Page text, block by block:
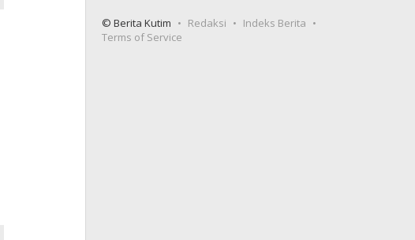
© Berita Kutim Redaksi
Indeks Berita
Terms of Service